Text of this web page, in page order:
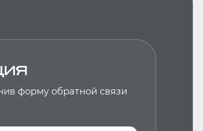
форму обратной связи